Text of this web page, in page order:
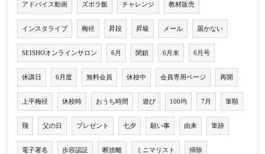
アドバイス動画 ズボラ飯 チャレンジ 教材販売
インスタライブ 梅径 昇段 昇級 メール 届かない
SEISHOオンラインサロン 6月 閉鎖 6月末 6月号
休講日 6月度 無料会員 休校中 会員専用ページ 再開
上平梅径 休校時 おうち時間 遊び 100均 7月 筆順
飛 父の日 プレゼント 七夕 願い事 由来 筆跡
電子署名 歩容認証 断捨離 ミニマリスト 掃除